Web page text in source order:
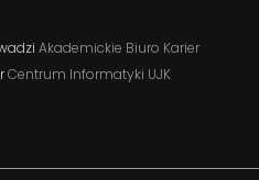
Akademickie Biuro Karier
Centrum Informatyki UJK